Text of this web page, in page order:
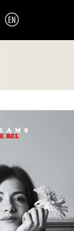
EN